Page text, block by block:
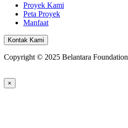
Proyek Kami
Peta Proyek
Manfaat
Kontak Kami
Copyright © 2025 Belantara Foundation
×